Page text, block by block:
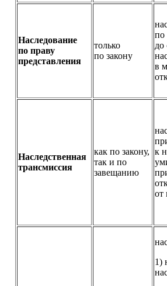
Наследование
по праву
представления
только
по закону
по
до
в
Наследственная
трансмиссия
как по закону,
так и по
завещанию
к
от
1)